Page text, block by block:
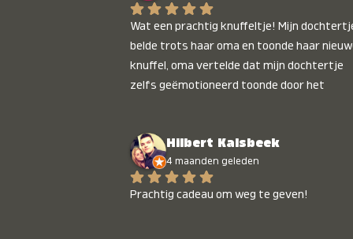
Wat een prachtig knuffeltje! Mijn
belde trots haar oma en toonde haar
knuffel, oma vertelde dat mijn dochtertje
zelfs geëmotioneerd toonde door het
Hilbert Kalsbeek
4 maanden geleden
Prachtig cadeau om weg te geven!